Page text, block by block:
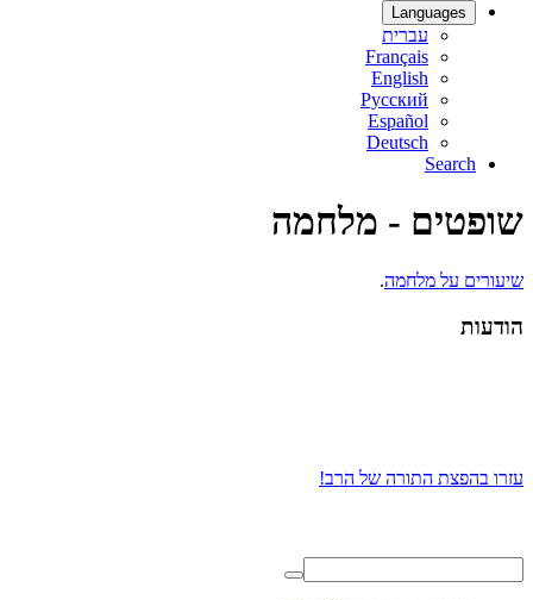
Languages
עברית
Français
English
Русский
Español
Deutsch
Search
שופטים - מלחמה
שיעורים על מלחמה.
הודעות
עזרו בהפצת התורה של הרב!